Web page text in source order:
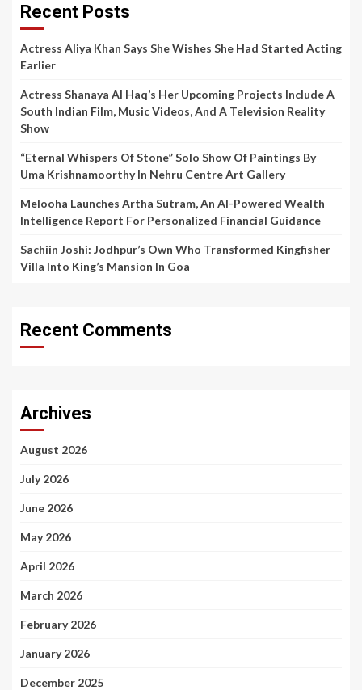
Recent Posts
Actress Aliya Khan Says She Wishes She Had Started Acting
Earlier
Actress Shanaya Al Haq’s Her Upcoming Projects Include A
South Indian Film, Music Videos, And A Television Reality
Show
“Eternal Whispers Of Stone” Solo Show Of Paintings By
Uma Krishnamoorthy In Nehru Centre Art Gallery
Melooha Launches Artha Sutram, An AI-Powered Wealth
Intelligence Report For Personalized Financial Guidance
Sachiin Joshi: Jodhpur’s Own Who Transformed Kingfisher
Villa Into King’s Mansion In Goa
Recent Comments
Archives
August 2026
July 2026
June 2026
May 2026
April 2026
March 2026
February 2026
January 2026
December 2025